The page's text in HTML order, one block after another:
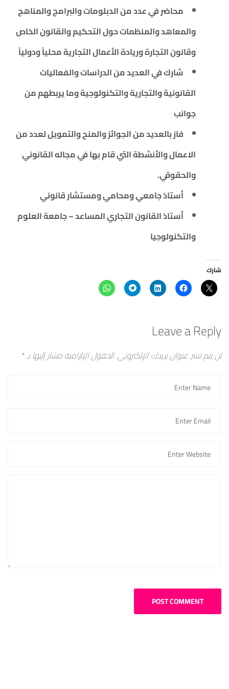
محاضر في عدد من الدبلومات والبرامج والمناهج
والمعاهد والمنظمات حول التحكيم والقانون الخاص
وقانون التجارة وريادة الأعمال التجارية محلياً ودولياً
شارك في العديد من الدراسات والفعاليات
القانونية والتجارية والتكنولوجية وما يربطهم من
جوانب
فاز بالعديد من الجوائز والمنح والتمويل لعدد من
الاعمال والأنشطة التي قام بها في مجاله القانوني
والحقوقي.
أستاذ جامعي ومحامي ومستشار قانوني
أستاذ القانون التجاري المساعد – جامعة العلوم
والتكنولوجيا
شارك
Leave a Reply
لن يتم نشر عنوان بريدك الإلكتروني.الحقول الإلزامية مشار إليها بـ*